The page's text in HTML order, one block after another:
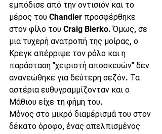
εμπόδισε από την οντισιόν και το
μέρος του Chandler προσφέρθηκε
στον φίλο του Craig Bierko. Όμως, σε
μια τυχερή ανατροπή της μοίρας, ο
Κρεγκ απέρριψε τον ρόλο και η
παράσταση "χειριστή αποσκευών" δεν
ανανεώθηκε για δεύτερη σεζόν. Τα
αστέρια ευθυγραμμίζονταν και ο
Μάθιου είχε τη φήμη του.
Μόνος στο μικρό διαμέρισμά του στον
δέκατο όροφο, ένας απελπισμένος